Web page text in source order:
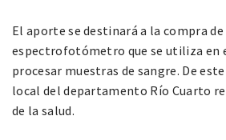
El aporte se destinará a la compra
espectrofotómetro que se utiliza en
procesar muestras de sangre. De
local del departamento Río Cuarto
de la salud.